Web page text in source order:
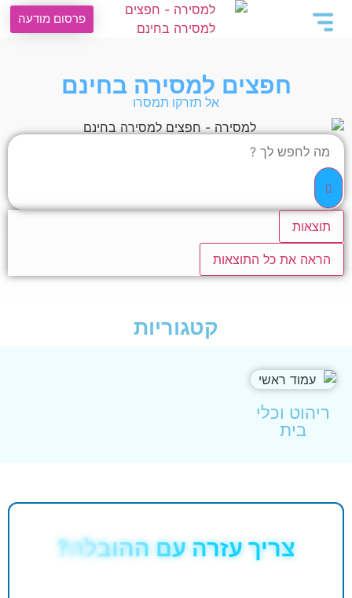
פרסום מודעה
חפצים למסירה בחינם
אל תזרקו תמסרו
תוצאות
הראה את כל התוצאות
קטגוריות
ריהוט וכלי
בית
צריך עזרה עם ההובלה?